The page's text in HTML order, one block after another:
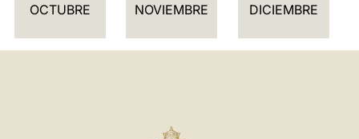
OCTUBRE NOVIEMBRE DICIEMBRE